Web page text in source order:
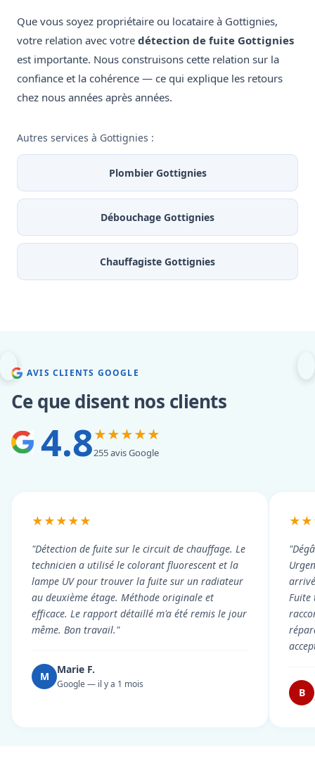
Que vous soyez propriétaire ou locataire à Gottignies,
votre relation avec votre détection de fuite Gottignies
est importante. Nous construisons cette relation sur la
confiance et la cohérence — ce qui explique les retours
chez nous années après années.
Autres services à Gottignies :
Plombier Gottignies
Débouchage Gottignies
Chauffagiste Gottignies
AVIS CLIENTS GOOGLE
Ce que disent nos clients
4.8★★★★★
255 avis Google
★★★★★
"Détection de fuite sur le circuit de chauffage. Le
technicien a utilisé le colorant fluorescent et la
lampe UV pour trouver la fuite sur un radiateur
au deuxième étage. Méthode originale et
efficace. Le rapport détaillé m'a été remis le jour
même. Bon travail."
M
Marie F.
Google — il y a 1 mois
Fuite
B